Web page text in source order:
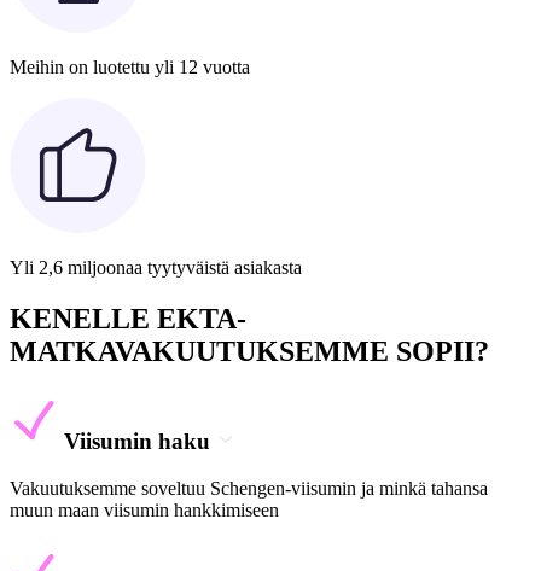
Meihin on luotettu yli 12 vuotta
Yli 2,6 miljoonaa tyytyväistä asiakasta
KENELLE EKTA-
MATKAVAKUUTUKSEMME SOPII?
Viisumin haku
Vakuutuksemme soveltuu Schengen-viisumin ja minkä tahansa
muun maan viisumin hankkimiseen